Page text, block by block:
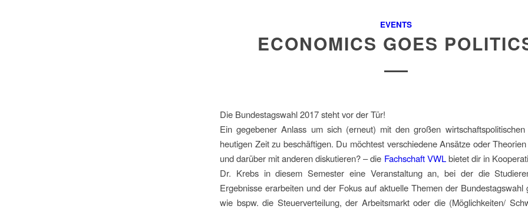
EVENTS
ECONOMICS GOES
Die Bundestagswahl 2017 steht vor der Tür!
Ein gegebener Anlass um sich (erneut) mit den großen
heutigen Zeit zu beschäftigen. Du möchtest verschiedene Ansätze oder
und darüber mit anderen diskutieren? – die Fachschaft VWLbietet dir in
Dr. Krebs in diesem Semester eine Veranstaltung an, bei der die
Ergebnisse erarbeiten und der Fokus auf aktuelle Themen der Bundestagswahl
wie bspw. die Steuerverteilung, der Arbeitsmarkt oder die (Möglichkeiten/